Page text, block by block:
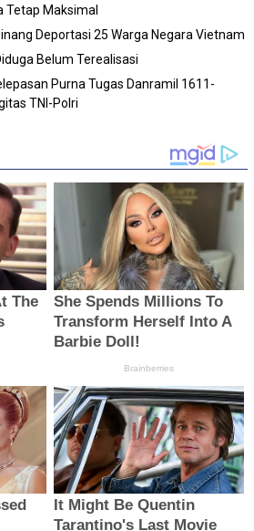
Tetap Maksimal
Deportasi 25 Warga Negara Vietnam
Belum Terealisasi
Purna Tugas Danramil 1611-
TNI-Polri